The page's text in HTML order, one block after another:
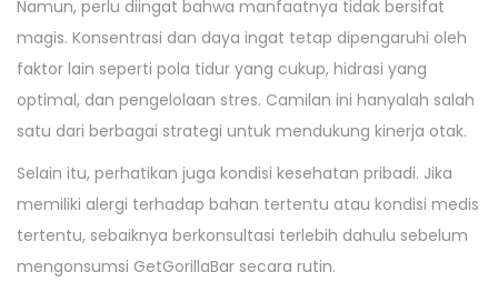
Namun, perlu diingat bahwa manfaatnya tidak bersifat
magis. Konsentrasi dan daya ingat tetap dipengaruhi oleh
faktor lain seperti pola tidur yang cukup, hidrasi yang
optimal, dan pengelolaan stres. Camilan ini hanyalah salah
satu dari berbagai strategi untuk mendukung kinerja otak.
Selain itu, perhatikan juga kondisi kesehatan pribadi. Jika
memiliki alergi terhadap bahan tertentu atau kondisi medis
tertentu, sebaiknya berkonsultasi terlebih dahulu sebelum
mengonsumsi GetGorillaBar secara rutin.